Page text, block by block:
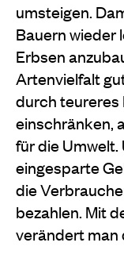
umsteigen.
Bauern wieder
Erbsen
Artenvielfalt
durch teureres
einschränken,
für die
eingesparte
die
bezahlen. Mit
verändert man